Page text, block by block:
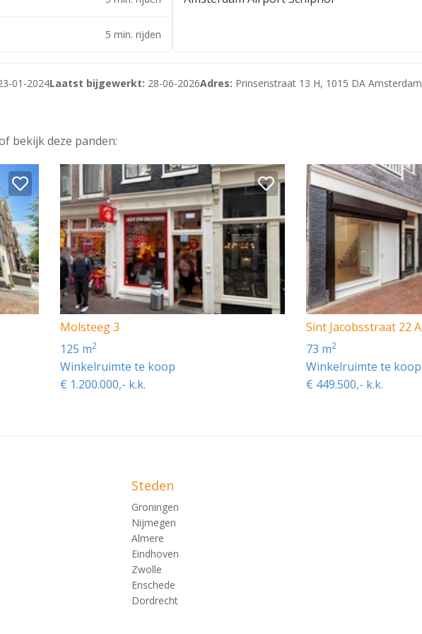
Prinsenstraat 13 te Amsterdam.
btw per jaar;
gegevens zijn op te vragen bij verkopend makelaar.
5 min. rijden
01-2024Laatst bijgewerkt: 28-06-2026Adres: Prinsenstraat 13 H, 1015 DA Amsterdam
bekijk deze panden:
Molsteeg 3
125 m2
Winkelruimte te koop
€ 1.200.000,- k.k.
Sint Jacobsstraat 22 A
73 m2
Winkelruimte te koop
€ 449.500,- k.k.
Steden
Groningen
Nijmegen
Almere
Eindhoven
Zwolle
Enschede
Dordrecht